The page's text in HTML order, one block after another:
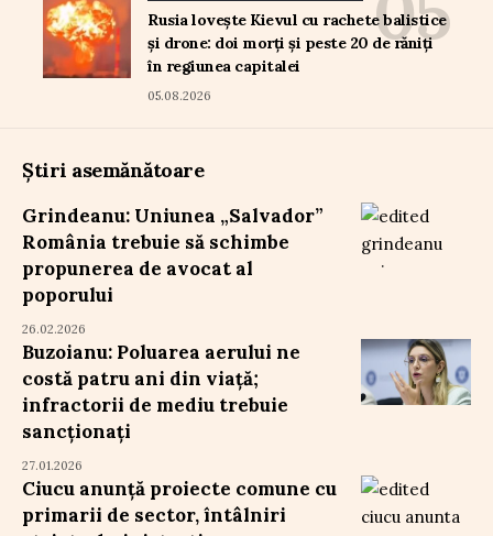
Rusia lovește Kievul cu rachete balistice
și drone: doi morți și peste 20 de răniți
în regiunea capitalei
05.08.2026
Știri asemănătoare
Grindeanu: Uniunea „Salvador”
România trebuie să schimbe
propunerea de avocat al
poporului
26.02.2026
Buzoianu: Poluarea aerului ne
costă patru ani din viață;
infractorii de mediu trebuie
sancționați
27.01.2026
Ciucu anunță proiecte comune cu
primarii de sector, întâlniri